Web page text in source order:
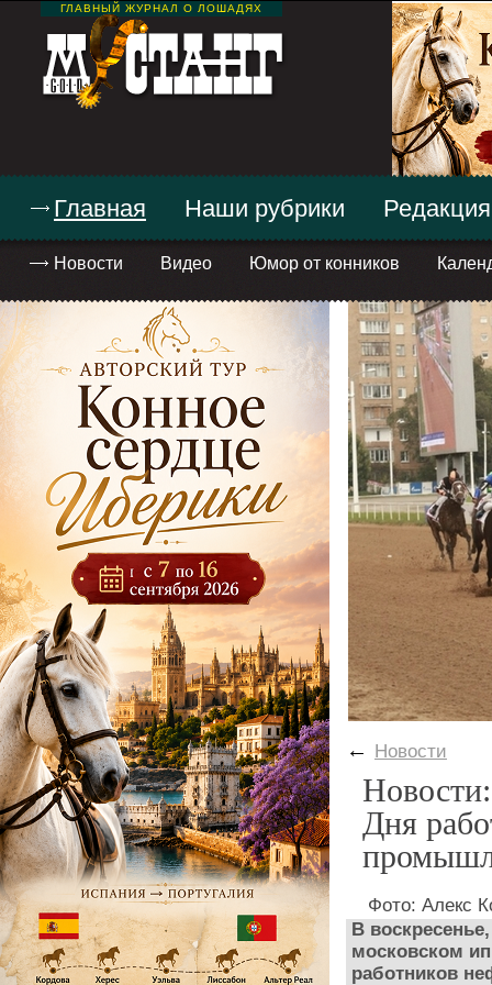
ГЛАВНЫЙ ЖУРНАЛ О ЛОШАДЯХ
Главная
Новости Видео Юмор от конников
Наши рубрики Редакция
← Новости
Дня
Фото: Алекс
В
московском
работников